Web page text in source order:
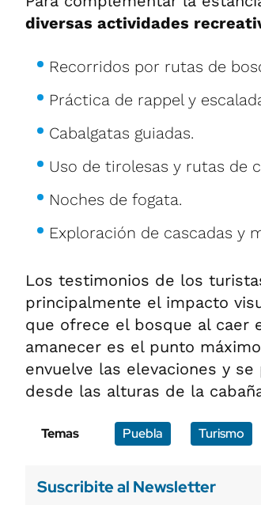
diversas actividades
Recorridos por rutas de
Práctica de rappel y
Cabalgatas guiadas.
Uso de tirolesas y rutas de
Noches de fogata.
Exploración de cascadas y
Los testimonios de los
principalmente el impacto
que ofrece el bosque al caer
amanecer es el punto
envuelve las elevaciones y
desde las alturas de la
Temas Puebla Turismo
Suscribite al Newsletter